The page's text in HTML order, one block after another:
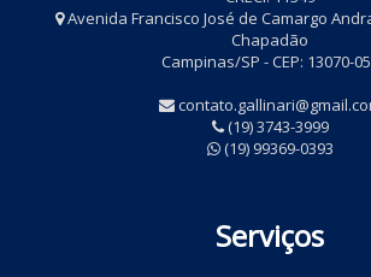
Avenida Francisco José de Camargo
Chapadão
Campinas/SP - CEP: 13070-
(19) 3743-3999
(19) 99369-0393
Serviços